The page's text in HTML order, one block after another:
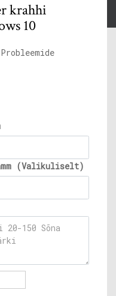
krahhi
10
(Valikuliselt)